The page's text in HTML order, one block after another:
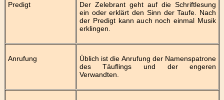
Predigt
Der Zelebrant geht auf die Schriftlesung
ein oder erklärt den Sinn der Taufe. Nach
der Predigt kann auch noch einmal Musik
erklingen.
Anrufung
Üblich ist die Anrufung der Namenspatrone
des Täuflings und der engeren
Verwandten.